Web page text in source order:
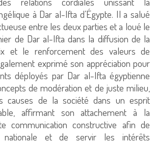
à Dar al-Ifta d’Égypte. Il a salué
entre les deux parties et a loué le
de Dar al-Ifta dans la diffusion de la
et le renforcement des valeurs de
exprimé son appréciation pour
déployés par Dar al-Ifta égyptienne
de modération et de juste milieu,
causes de la société dans un esprit
affirmant son attachement à la
communication constructive afin de
nationale et de servir les intérêts